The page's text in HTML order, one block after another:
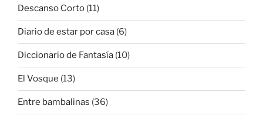
Descanso Corto (11)
Diario de estar por casa (6)
Diccionario de Fantasía (10)
El Vosque (13)
Entre bambalinas (36)